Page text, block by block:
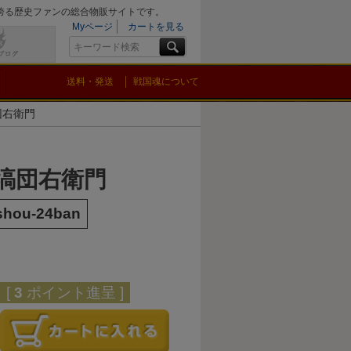
歴史ファンの総合物販サイトです。
Myページ
カートを見る
送料・発送 戦国魂について
衛門
団右衛門
24ban
[ 3 ポイント進呈 ]